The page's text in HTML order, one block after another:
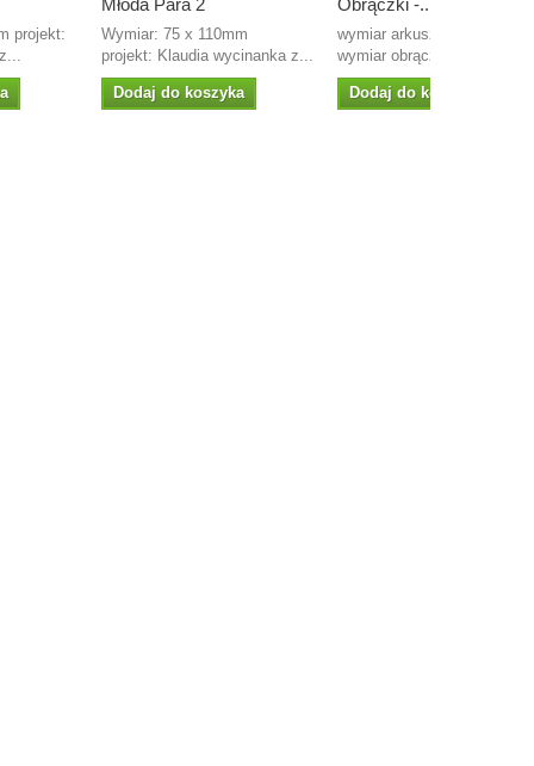
projekt:
Młoda Para 2
Wymiar: 75 x 110mm
projekt: Klaudia wycinanka z...
Dodaj do koszyka
Obrączki -...
wymiar arkusza: 90x 97mm
wymiar obrączek :...
Dodaj do koszyka